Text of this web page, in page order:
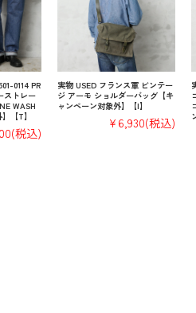
0114 PR
ストレー
WASH
【T】
(税込)
実物 USED フランス軍 ビンテー
ジ アーモ ショルダーバッグ【キ
ャンペーン対象外】【I】
¥6,930(税込)